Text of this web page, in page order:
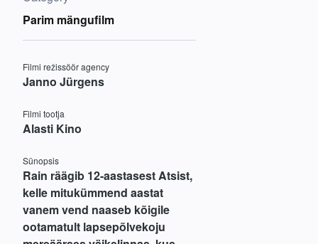
Parim mängufilm
Filmi režissöör agency
Janno Jürgens
Filmi tootja
Alasti Kino
Sünopsis
Rain räägib 12-aastasest Atsist,
kelle mitukümmend aastat
vanem vend naaseb kõigile
ootamatult lapsepõlvekoju